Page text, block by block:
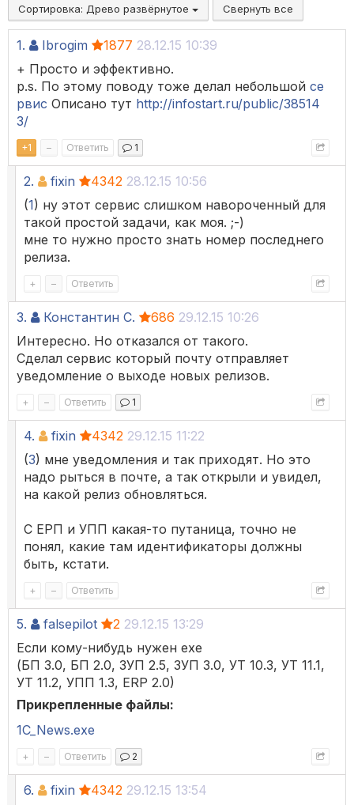
Сортировка: Древо развёрнутое Свернуть все
1. Ibrogim 1877 28.12.15 10:39
+ Просто и эффективно.
p.s. По этому поводу тоже делал небольшой се
рвис Описано тут http://infostart.ru/public/38514
3/
+1 – Ответить 1
2. fixin 4342 28.12.15 10:56
(1) ну этот сервис слишком навороченный для
такой простой задачи, как моя. ;-)
мне то нужно просто знать номер последнего
релиза.
+ – Ответить
3. Константин С. 686 29.12.15 10:26
Интересно. Но отказался от такого.
Сделал сервис который почту отправляет
уведомление о выходе новых релизов.
+ – Ответить 1
4. fixin 4342 29.12.15 11:22
(3) мне уведомления и так приходят. Но это
надо рыться в почте, а так открыли и увидел,
на какой релиз обновляться.
С ЕРП и УПП какая-то путаница, точно не
понял, какие там идентификаторы должны
быть, кстати.
+ – Ответить
5. falsepilot 2 29.12.15 13:29
Если кому-нибудь нужен exe
(БП 3.0, БП 2.0, ЗУП 2.5, ЗУП 3.0, УТ 10.3, УТ 11.1,
УТ 11.2, УПП 1.3, ERP 2.0)
Прикрепленные файлы:
1C_News.exe
+ – Ответить 2
6. fixin 4342 29.12.15 13:54